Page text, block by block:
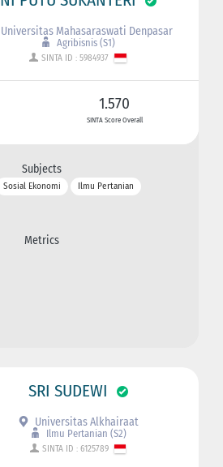
Universitas Mahasaraswati Denpasar
Agribisnis (S1)
SINTA ID : 5984937
1.570
SINTA Score Overall
Subjects
Sosial Ekonomi Ilmu Pertanian
Metrics
SRI SUDEWI
Universitas Alkhairaat
Ilmu Pertanian (S2)
SINTA ID : 6125789